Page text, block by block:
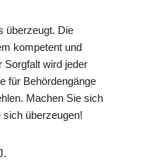
überzeugt. Die
kompetent und
Sorgfalt wird jeder
für Behördengänge
Machen Sie sich
sich überzeugen!